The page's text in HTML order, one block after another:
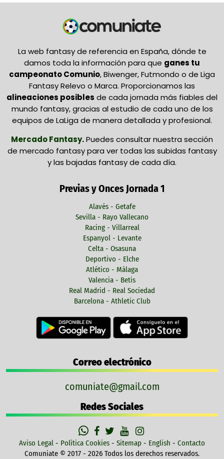
La web fantasy de referencia en España, dónde te
damos toda la información para que ganes tu
campeonato Comunio, Biwenger, Futmondo o de Liga
Fantasy Relevo o Marca. Proporcionamos las
alineaciones posibles de cada jornada más fiables del
mundo fantasy, gracias al estudio de cada uno de los
equipos de LaLiga de manera detallada y profesional.
Mercado Fantasy.Puedes consultar nuestra sección
de mercado fantasy para ver todas las subidas fantasy
y las bajadas fantasy de cada día.
Previas y Onces Jornada 1
Alavés - Getafe
Sevilla - Rayo Vallecano
Racing - Villarreal
Espanyol - Levante
Celta - Osasuna
Deportivo - Elche
Atlético - Málaga
Valencia - Betis
Real Madrid - Real Sociedad
Barcelona - Athletic Club
Correo electrónico
comuniate@gmail.com
Redes Sociales
Aviso Legal - Política Cookies - Sitemap - English - Contacto
Comuniate © 2017 - 2026 Todos los derechos reservados.